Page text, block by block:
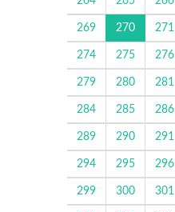
269 270 271
274 275 276
279 280 281
284 285 286
289 290 291
294 295 296
299 300 301